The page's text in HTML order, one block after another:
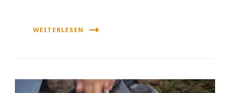
WEITERLESEN